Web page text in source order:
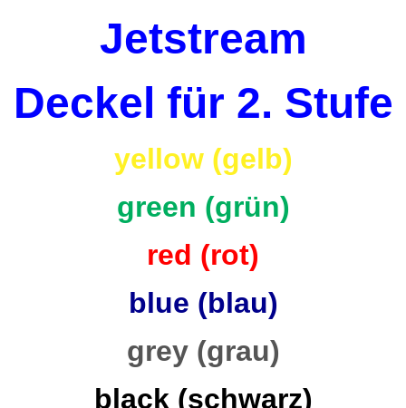
Jetstream
Deckel für 2. Stufe
yellow (gelb)
green (grün)
red (rot)
blue (blau)
grey (grau)
black (schwarz)